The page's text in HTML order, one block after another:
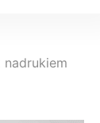
nadrukiem